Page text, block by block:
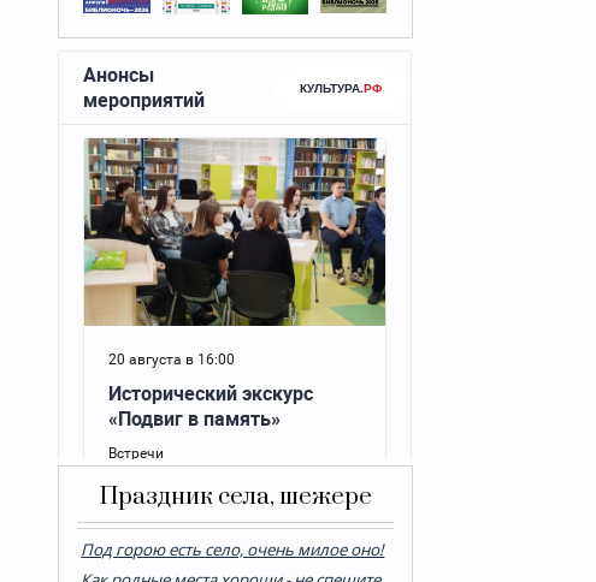
Праздник села, шежере
Под горою есть село, очень милое оно!